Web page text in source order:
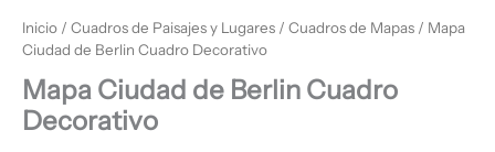
Inicio / Cuadros de Paisajes y Lugares / Cuadros de Mapas / Mapa
Ciudad de Berlin Cuadro Decorativo
Mapa Ciudad de Berlin Cuadro
Decorativo